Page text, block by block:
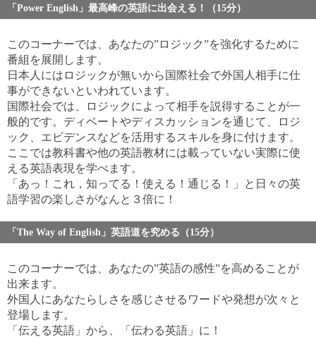
「Power English」最高峰の英語に出会える！（15分）
このコーナーでは、あなたの”ロジック”を強化するために
番組を展開します。
日本人にはロジックが無いから国際社会で外国人相手に仕
事ができないといわれています。
国際社会では、ロジックによって相手を説得することが一
般的です。ディベートやディスカッションを通じて、ロジ
ック、エビデンスなどを活用するスキルを身に付けます。
ここでは教科書や他の英語教材には載っていない実際に使
える英語表現を学べます。
「あっ！これ，知ってる！使える！通じる！」と日々の英
語学習の楽しさがなんと３倍に！
「The Way of English」英語道を究める（15分）
このコーナーでは、あなたの”英語の感性”を高めることが
出来ます。
外国人にあなたらしさを感じさせるワードや発想が次々と
登場します。
「伝える英語」から、「伝わる英語」に！